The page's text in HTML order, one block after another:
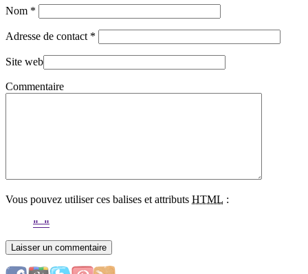
Nom *
Adresse de contact *
Site web
Commentaire
Vous pouvez utiliser ces balises et attributs HTML :